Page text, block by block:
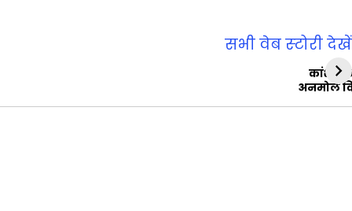
अनमोल
सभी वेब स्‍टोरी देखें